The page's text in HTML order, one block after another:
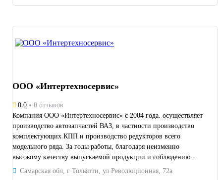
ООО «Интертехносервис»
0.0
0 отзывов
Компания ООО «Интертехносервис» с 2004 года. осуществляет
производство автозапчастей ВАЗ, в частности производство
комплектующих КПП и производство редукторов всего
модельного ряда. За годы работы, благодаря неизменно
высокому качеству выпускаемой продукции и соблюдению
сроков выполнения заказов, завоевала репутацию надежного
Самарская обл, г Тольятти, ул Революционная, 72а